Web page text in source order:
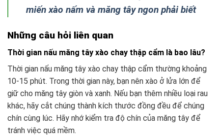
miến xào nấm và măng tây ngon phải biết
Những câu hỏi liên quan
Thời gian nấu măng tây xào chay thập cẩm là bao lâu?
Thời gian nấu măng tây xào chay thập cẩm thường khoảng
10-15 phút. Trong thời gian này, bạn nên xào ở lửa lớn để
giữ cho măng tây giòn và xanh. Nếu bạn thêm nhiều loại rau
khác, hãy cắt chúng thành kích thước đồng đều để chúng
chín cùng lúc. Hãy nhớ kiểm tra độ chín của măng tây để
tránh việc quá mềm.